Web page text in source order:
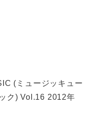
(ミュージッキュー
ク) Vol.16 2012年